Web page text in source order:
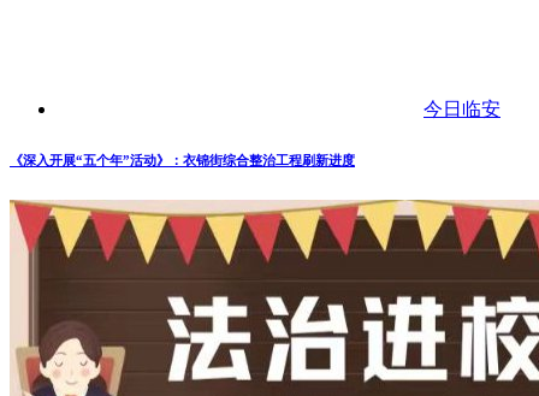
今日临安
《深入开展“五个年”活动》：衣锦街综合整治工程刷新进度